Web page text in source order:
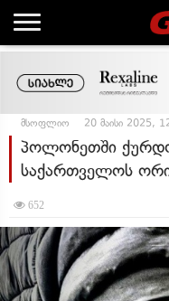
მსოფლიო 20 მაისი 2025,
პოლონეთში
საქართველოს
652